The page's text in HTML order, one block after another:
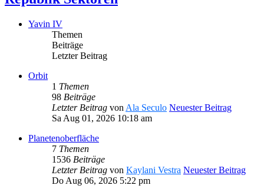
Yavin IV
Themen
Beiträge
Letzter Beitrag
Orbit
1 Themen
98 Beiträge
Letzter Beitrag von Ala Seculo Neuester Beitrag
Sa Aug 01, 2026 10:18 am
Planetenoberfläche
7 Themen
1536 Beiträge
Letzter Beitrag von Kaylani Vestra Neuester Beitrag
Do Aug 06, 2026 5:22 pm